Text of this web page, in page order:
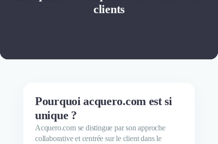
clients
Pourquoi acquero.com est si
unique ?
Acquero.com se distingue par son approche
collaborative et centrée sur le client dans le